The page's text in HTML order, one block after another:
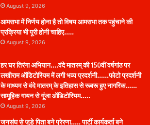
August 9, 2026
आमसभा में निर्णय होना है तो विषय आमसभा तक पहुंचाने की
प्रक्रिया भी पूरी होनी चाहिए…..
August 9, 2026
हर घर तिरंगा अभियान….वंदे मातरम् की 150वीं वर्षगांठ पर
लखीराम ऑडिटोरियम में लगी भव्य प्रदर्शनी……फोटो प्रदर्शनी
के माध्यम से वंदे मातरम् के इतिहास से रूबरू हुए नागरिक……
सामूहिक गायन से गूंजा ऑडिटोरियम…..
August 9, 2026
जनसंघ से जुड़े पिता बने प्रेरणा….. पार्टी कार्यकर्ता बने